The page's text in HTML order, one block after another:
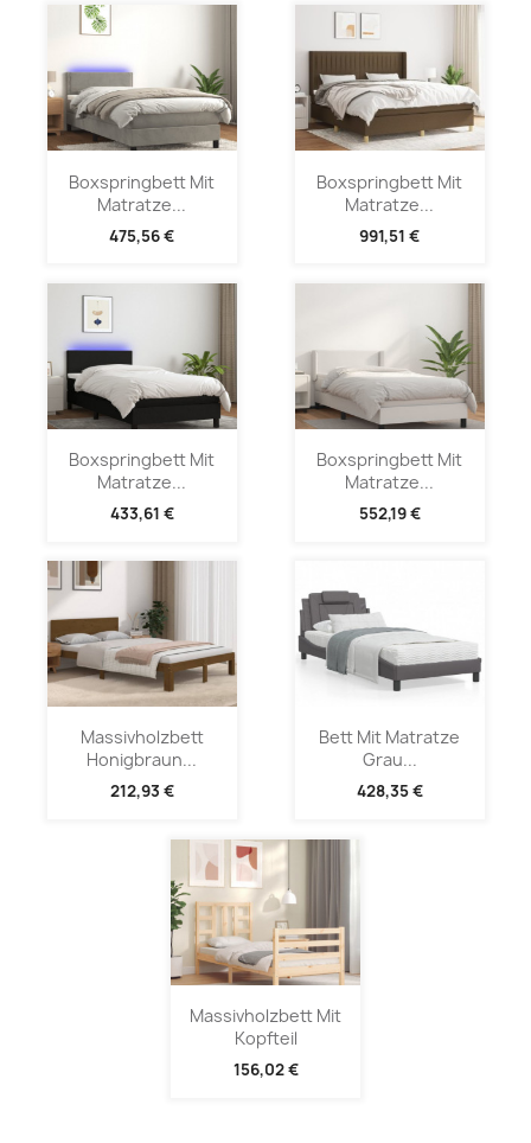
Boxspringbett Mit
Matratze...
475,56 €
Boxspringbett Mit
Matratze...
991,51 €
Boxspringbett Mit
Matratze...
433,61 €
Boxspringbett Mit
Matratze...
552,19 €
Massivholzbett
Honigbraun...
212,93 €
Bett Mit Matratze
Grau...
428,35 €
Massivholzbett Mit
Kopfteil
156,02 €